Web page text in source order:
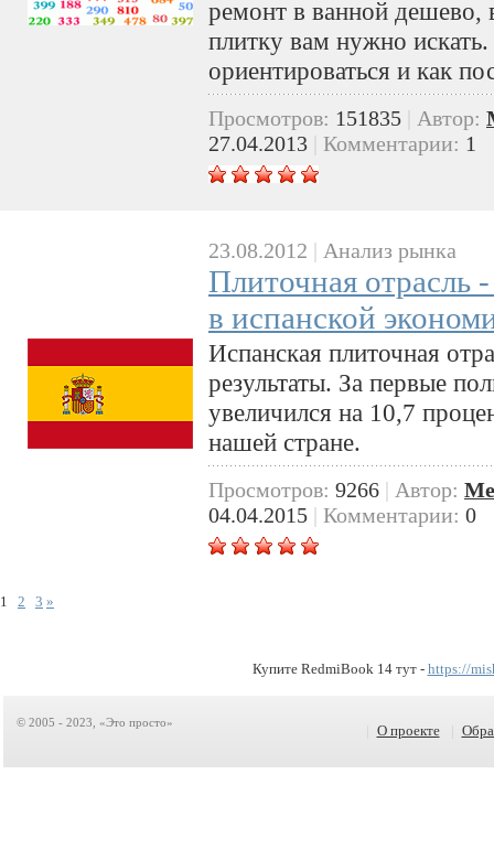
ремонт в ванной дешево,
плитку вам нужно
ориентироваться и как
Просмотров: 151835 Автор:
27.04.2013
Комментарии: 1
23.08.2012 | Анализ рынка
Плиточная отрасль
в испанской
Испанская плиточная
результаты. За первые
увеличился на 10,7
нашей стране.
Просмотров: 9266 | Автор:
04.04.2015 | Комментарии: 0
1 2 3 »
Купите RedmiBook 14 тут - https://
© 2005 - 2023, «Это просто» О проекте